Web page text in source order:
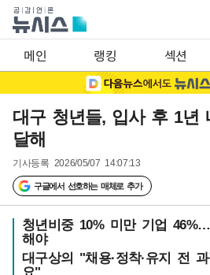
메인 랭킹 섹션
대구 청년들, 입사 후 1년
달해
기사등록 2026/05/07 14:07:13
구글에서 선호하는 매체로 추가
청년비중 10% 미만 기업
해야
대구상의 "채용·정착·유지 전